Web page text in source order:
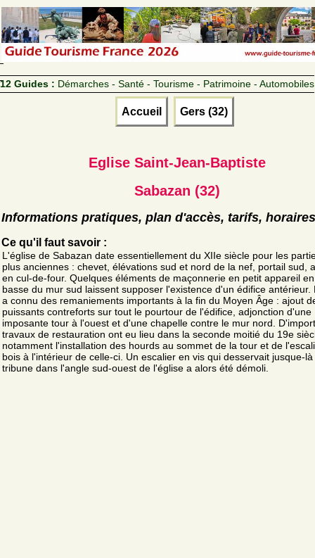
12 Guides : Démarches - Santé - Tourisme - Patrimoine - Automobiles
Accueil Gers (32)
Eglise Saint-Jean-Baptiste
Sabazan (32)
Informations pratiques, plan d'accès, tarifs, horaires
Ce qu'il faut savoir :
L'église de Sabazan date essentiellement du XIIe siècle pour les
plus anciennes : chevet, élévations sud et nord de la nef, portail sud,
en cul-de-four. Quelques éléments de maçonnerie en petit appareil
basse du mur sud laissent supposer l'existence d'un édifice antérieur.
a connu des remaniements importants à la fin du Moyen Âge : ajout
puissants contreforts sur tout le pourtour de l'édifice, adjonction d'une
imposante tour à l'ouest et d'une chapelle contre le mur nord.
travaux de restauration ont eu lieu dans la seconde moitié du 19e
notamment l'installation des hourds au sommet de la tour et de
bois à l'intérieur de celle-ci. Un escalier en vis qui desservait jusque-là
tribune dans l'angle sud-ouest de l'église a alors été démoli.